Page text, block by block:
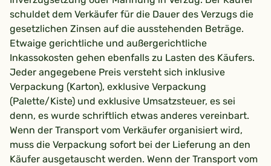
schuldet dem Verkäufer für die Dauer des Verzugs die
gesetzlichen Zinsen auf die ausstehenden Beträge.
Etwaige gerichtliche und außergerichtliche
Inkassokosten gehen ebenfalls zu Lasten des Käufers.
Jeder angegebene Preis versteht sich inklusive
Verpackung (Karton), exklusive Verpackung
(Palette/Kiste) und exklusive Umsatzsteuer, es sei
denn, es wurde schriftlich etwas anderes vereinbart.
Wenn der Transport vom Verkäufer organisiert wird,
muss die Verpackung sofort bei der Lieferung an den
Käufer ausgetauscht werden. Wenn der Transport vom